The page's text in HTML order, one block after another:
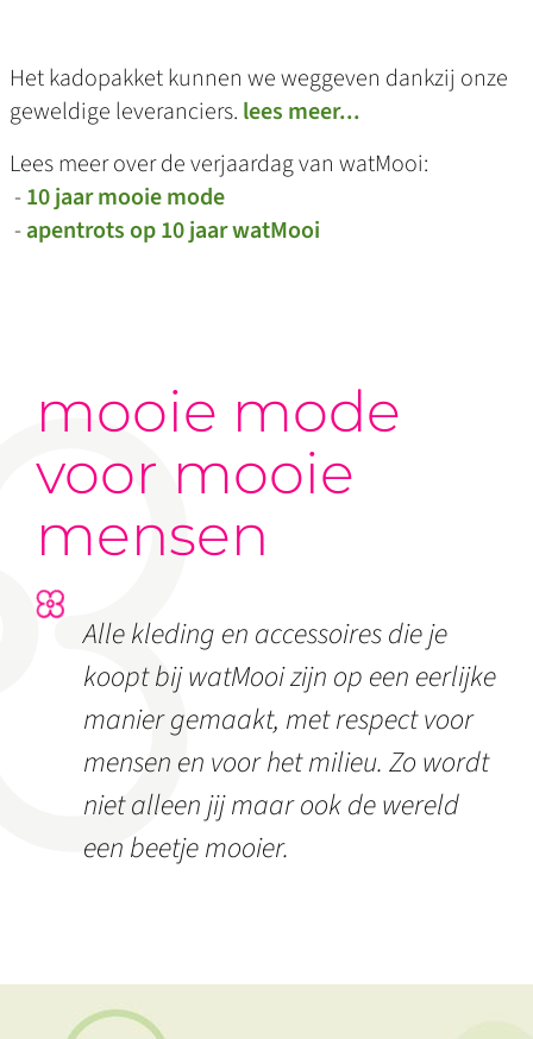
Het kadopakket kunnen we weggeven dankzij onze
geweldige leveranciers. lees meer...
Lees meer over de verjaardag van watMooi:
- 10 jaar mooie mode
- apentrots op 10 jaar watMooi
mooie mode
voor mooie
mensen
Alle kleding en accessoires die je
koopt bij watMooi zijn op een eerlijke
manier gemaakt, met respect voor
mensen en voor het milieu. Zo wordt
niet alleen jij maar ook de wereld
een beetje mooier.